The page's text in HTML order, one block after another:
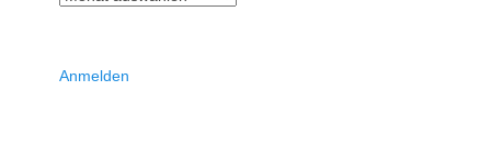
Anmelden